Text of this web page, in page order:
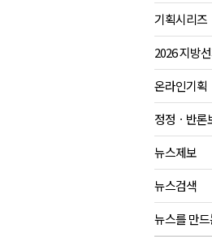
기획시리즈
2026 지방
온라인기획
정정ㆍ반론
뉴스제보
뉴스검색
뉴스를 만